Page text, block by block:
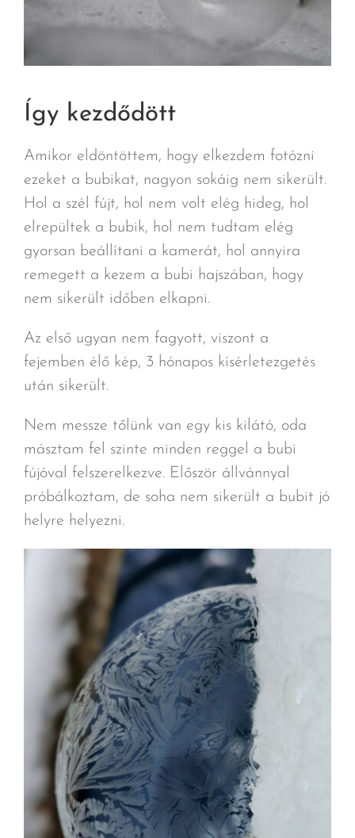
Így kezdődött
Amikor eldöntöttem, hogy elkezdem fotózni
ezeket a bubikat, nagyon sokáig nem sikerült.
Hol a szél fújt, hol nem volt elég hideg, hol
elrepültek a bubik, hol nem tudtam elég
gyorsan beállítani a kamerát, hol annyira
remegett a kezem a bubi hajszában, hogy
nem sikerült időben elkapni.
Az első ugyan nem fagyott, viszont a
fejemben élő kép, 3 hónapos kísérletezgetés
után sikerült.
Nem messze tőlünk van egy kis kilátó, oda
másztam fel szinte minden reggel a bubi
fújóval felszerelkezve. Először állvánnyal
próbálkoztam, de soha nem sikerült a bubit jó
helyre helyezni.